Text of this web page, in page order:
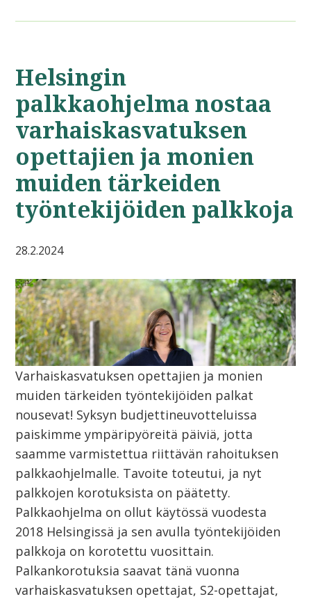
Helsingin
palkkaohjelma nostaa
varhaiskasvatuksen
opettajien ja monien
muiden tärkeiden
työntekijöiden palkkoja
28.2.2024
Varhaiskasvatuksen opettajien ja monien
muiden tärkeiden työntekijöiden palkat
nousevat! Syksyn budjettineuvotteluissa
paiskimme ympäripyöreitä päiviä, jotta
saamme varmistettua riittävän rahoituksen
palkkaohjelmalle. Tavoite toteutui, ja nyt
palkkojen korotuksista on päätetty.
Palkkaohjelma on ollut käytössä vuodesta
2018 Helsingissä ja sen avulla työntekijöiden
palkkoja on korotettu vuosittain.
Palkankorotuksia saavat tänä vuonna
varhaiskasvatuksen opettajat, S2-opettajat,